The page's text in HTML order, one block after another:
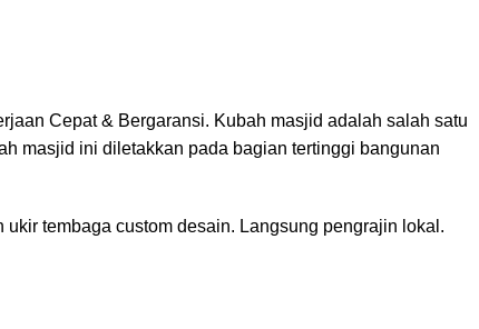
Cepat & Bergaransi. Kubah masjid adalah salah satu
masjid ini diletakkan pada bagian tertinggi bangunan
tembaga custom desain. Langsung pengrajin lokal.